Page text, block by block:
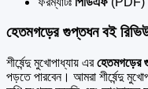
হেতমগড়ের গুপ্তধন বই
শীর্ষেন্দু মুখোপাধ্যায় এরহেতমগড়ের
পড়তে পারবেন। আমরা শীর্ষেন্দু